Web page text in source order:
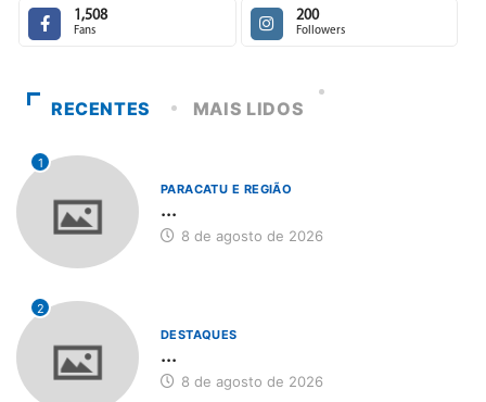
1,508
Fans
200
Followers
RECENTES MAIS LIDOS
1
PARACATU E REGIÃO
...
8 de agosto de 2026
2
DESTAQUES
...
8 de agosto de 2026